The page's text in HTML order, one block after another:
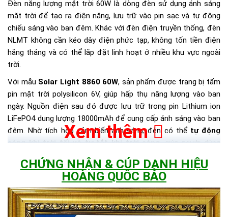
Đèn năng lượng mặt trời 60W là dòng đèn sử dụng ánh sáng
mặt trời để tạo ra điện năng, lưu trữ vào pin sạc và tự động
chiếu sáng vào ban đêm. Khác với đèn điện truyền thống, đèn
NLMT không cần kéo dây điện phức tạp, không tốn tiền điện
hằng tháng và có thể lắp đặt linh hoạt ở nhiều khu vực ngoài
trời.
Với mẫu Solar Light 8860 60W, sản phẩm được trang bị tấm
pin mặt trời polysilicon 6V, giúp hấp thụ năng lượng vào ban
ngày. Nguồn điện sau đó được lưu trữ trong pin Lithium ion
LiFePO4 dung lượng 18000mAh để cung cấp ánh sáng vào ban
đêm. Nhờ tích hợp cảm biến ánh sáng, đèn có thể tự động
sáng khi trời tối và tự tắt khi trời sáng, giúp người dùng
Đây là một trong những ưu điểm lớn khiếnđèn năng lượng
ngày càng được sử dụng phổ biến cho nhà ở,
công trình dân dụng, khuôn viên sân vườn và các khu vực cần
chiếu sáng an toàn về đêm.
Xem thêm
CHỨNG NHẬN & CÚP DANH HIỆU
HOÀNG QUỐC BẢO